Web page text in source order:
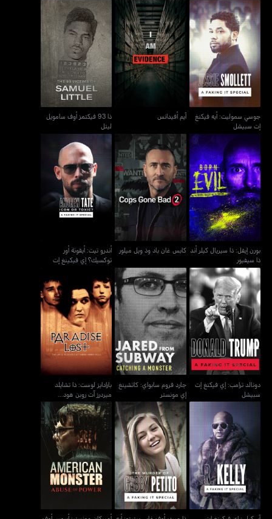
جوسي سموليت: أيه فيكنغ
إت سبيشل
جوسي سموليت: أيه فيكنغ
إت سبيشل
آيم أفيدانس
آيم أفيدانس
ذا 93 فيكتمز أوف سامويل
ليتل
ذا 93 فيكتمز أوف سامويل
ليتل
بورن إيفل: ذا سيريال كيلر
أند ذا سيفيور
بورن إيفل: ذا سيريال كيلر أند
ذا سيفيور
كابس غان باد وذ ويل ميلور
كابس غان باد وذ ويل ميلور
أندرو تيت: أيقونة أور
توكسيك؟ إي فيكينغ إت
سبيشل
أندرو تيت: أيقونة أور
توكسيك؟ إي فيكينغ إت
دونالد ترامب: إي فيكنغ إت
سبيشل
دونالد ترامب: إي فيكنغ إت
سبيشل
جارد فروم سابواي: كاتشينغ
إي مونستر
جارد فروم سابواي: كاتشينغ
إي مونستر
بارادايز لوست: ذا تشايلد
ميردرز آت روبن هود...
بارادايز لوست: ذا تشايلد
ميردرز آت روبن هود...
آر. كيلي: إي فيكينغ إت
سبيشل
ذا ميردر أوف غابي بيتيتو:
أيه فيكنغ إت سبيشل
أميركان مونستر: أبيوس أوف
باور